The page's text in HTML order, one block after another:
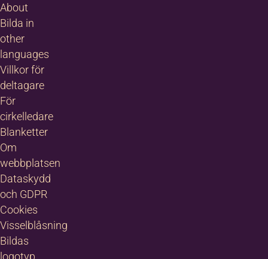
About
Bilda in
other
languages
Villkor för
deltagare
För
cirkelledare
Blanketter
Om
webbplatsen
Dataskydd
och GDPR
Cookies
Visselblåsning
Bildas
logotyp